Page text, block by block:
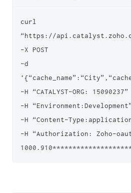
curl
“https://
-X POST
-d
-H “CATALYST-ORG: 15090237”
-H “Environment:Development”
-H “Content-
-H “Authorization: Zoho-